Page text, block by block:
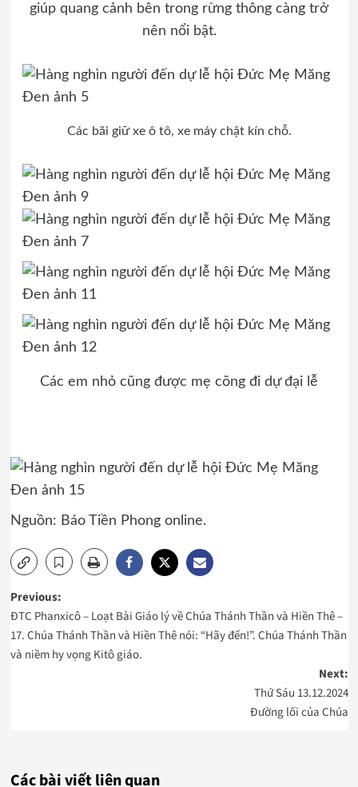
giúp quang cảnh bên trong rừng thông càng trở
nên nổi bật.
Các bãi giữ xe ô tô, xe máy chật kín chỗ.
Các em nhỏ cũng được mẹ cõng đi dự đại lễ
Nguồn: Báo Tiền Phong online.
Post
navigation
Previous:
ĐTC Phanxicô – Loạt Bài Giáo lý về Chúa Thánh Thần và Hiền Thê –
17. Chúa Thánh Thần và Hiền Thê nói: “Hãy đến!”. Chúa Thánh Thần
và niềm hy vọng Kitô giáo.
Next:
Thứ Sáu 13.12.2024
Đường lối của Chúa
Các bài viết liên quan